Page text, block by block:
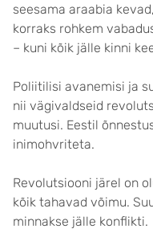
seesama araabia
korraks rohkem
– kuni kõik jälle kinni
Poliitilisi avanemisi ja
nii vägivaldseid
muutusi. Eestil
inimohvriteta.
Revolutsiooni järel on
kõik tahavad võimu.
minnakse jälle konflikti.